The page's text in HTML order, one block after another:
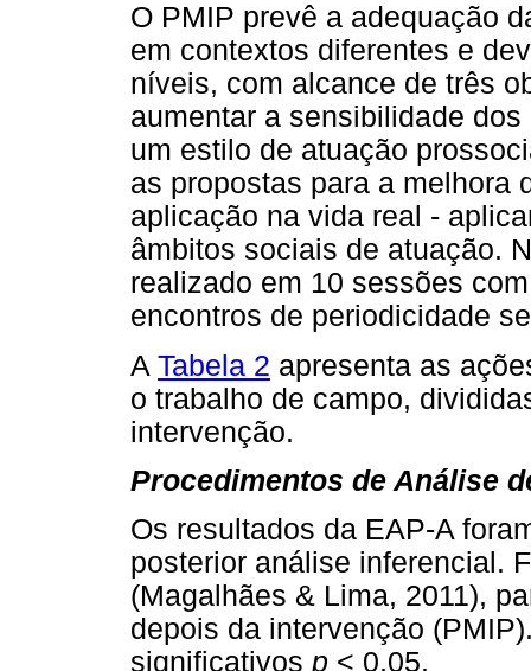
O PMIP prevê a adequação
em contextos diferentes e
níveis, com alcance de três
aumentar a sensibilidade
um estilo de atuação
as propostas para a melhora
aplicação na vida real -
âmbitos sociais de atuação.
realizado em 10 sessões
encontros de periodicidade
A Tabela 2 apresenta as
o trabalho de campo,
intervenção.
Procedimentos de Análise
Os resultados da EAP-A
posterior análise inferencial.
(Magalhães & Lima, 2011),
depois da intervenção
significativos p < 0,05.